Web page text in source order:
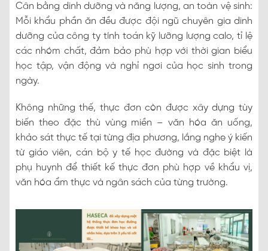
Cân bằng dinh dưỡng và năng lượng, an toàn vệ sinh:
Mỗi khẩu phần ăn đều được đội ngũ chuyên gia dinh
dưỡng của công ty tính toán kỹ lưỡng lượng calo, tỉ lệ
các nhóm chất, đảm bảo phù hợp với thời gian biểu
học tập, vận động và nghỉ ngơi của học sinh trong
ngày.
Không những thế, thực đơn còn được xây dựng tùy
biến theo đặc thù vùng miền – văn hóa ăn uống,
khảo sát thực tế tại từng địa phương, lắng nghe ý kiến
từ giáo viên, cán bộ y tế học đường và đặc biệt là
phụ huynh để thiết kế thực đơn phù hợp về khẩu vị,
văn hóa ẩm thực và ngân sách của từng trường.